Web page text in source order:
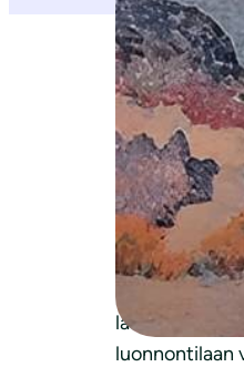
Lieksan
lausunnon.
ketjua. Kolin
luonnontilaan